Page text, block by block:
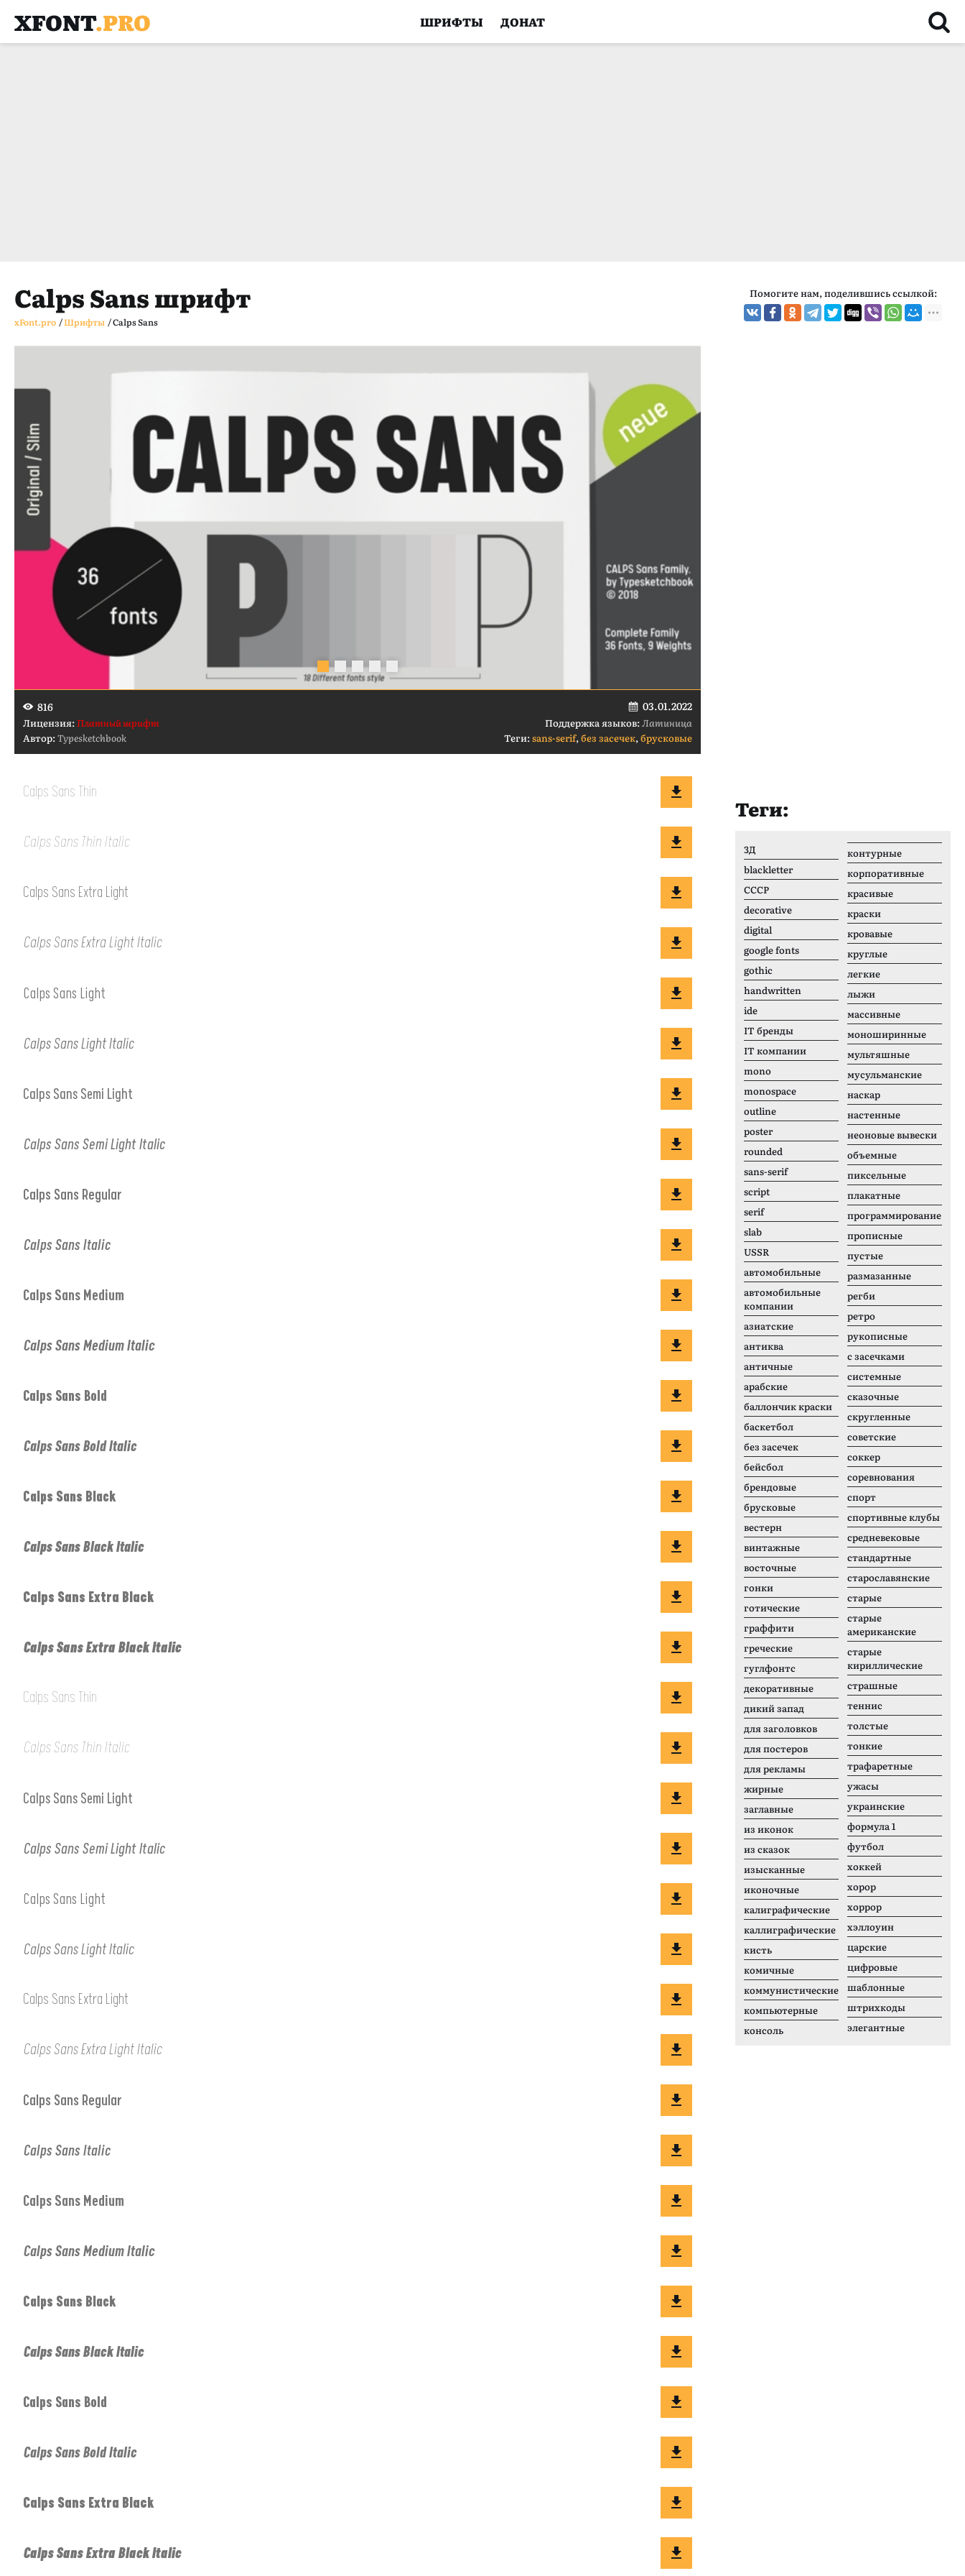
XFONT.PRO ШРИФТЫ ДОНАТ
Calps Sans шрифт
xFont.pro /Шрифты /Calps Sans
Помогите нам, поделившись ссылкой:
816 03.01.2022
Лицензия:Платный шрифт Поддержка языков:Латиница
Автор:Typesketchbook Теги:sans-serif,без засечек,брусковые
Теги:
3Д
blackletter
CCCР
decorative
digital
google fonts
gothic
handwritten
ide
IT бренды
IT компании
mono
monospace
outline
poster
rounded
sans-serif
script
serif
slab
USSR
автомобильные
автомобильные
компании
азиатские
антиква
античные
арабские
баллончик краски
баскетбол
без засечек
бейсбол
брендовые
брусковые
вестерн
винтажные
восточные
гонки
готические
граффити
греческие
гуглфонтс
декоративные
дикий запад
для заголовков
для постеров
для рекламы
жирные
заглавные
из иконок
из сказок
изысканные
иконочные
калиграфические
каллиграфические
кисть
комичные
коммунистические
компьютерные
консоль
контурные
корпоративные
красивые
краски
кровавые
круглые
легкие
лыжи
массивные
моноширинные
мультяшные
мусульманские
наскар
настенные
неоновые вывески
объемные
пиксельные
плакатные
программирование
прописные
пустые
размазанные
регби
ретро
рукописные
с засечками
системные
сказочные
скругленные
советские
соккер
соревнования
спорт
спортивные клубы
средневековые
стандартные
старославянские
старые
старые
американские
старые
кириллические
страшные
теннис
толстые
тонкие
трафаретные
ужасы
украинские
формула 1
футбол
хоккей
хорор
хоррор
хэллоуин
царские
цифровые
шаблонные
штрихкоды
элегантные